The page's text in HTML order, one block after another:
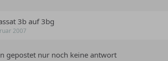
3b auf 3bg
2007
gepostet nur noch keine antwort